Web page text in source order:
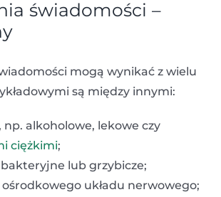
świadomości –
mogą wynikać z wielu
są między innymi:
np. alkoholowe, lekowe czy
ciężkimi;
lub grzybicze;
układu nerwowego;